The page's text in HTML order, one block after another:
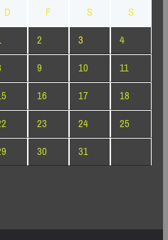
D F S
S
2 3
4
9 10
11
16 17
18
23 24
25
30
31